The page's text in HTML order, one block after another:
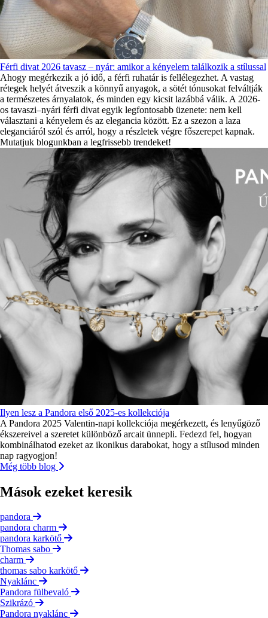
Férfi divat 2026 tavasz – nyár: amikor a kényelem találkozik a stílussal
Ahogy megérkezik a jó idő, a férfi ruhatár is fellélegezhet. A vastag
rétegek helyét átveszik a könnyű anyagok, a sötét tónusokat felváltják
a természetes árnyalatok, és minden egy kicsit lazábbá válik. A 2026-
os tavaszi–nyári férfi divat egyik legfontosabb üzenete: nem kell
választani a kényelem és az elegancia között. Ez a szezon a laza
eleganciáról szól és arról, hogy a részletek végre főszerepet kapnak.
Mutatjuk blogunkban a legfrissebb trendeket!
Ilyen lesz a Pandora első 2025-es kollekciója
A Pandora 2025 Valentin-napi kollekciója megérkezett, és lenyűgöző
ékszereivel a szeretet különböző arcait ünnepli. Fedezd fel, hogyan
kombinálhatod ezeket az ikonikus darabokat, hogy a stílusod minden
nap ragyogjon!
Még több blog
Mások ezeket keresik
pandora
pandora charm
pandora karkötő
Thomas sabo
charm
thomas sabo karkötő
Nyaklánc
Pandora fülbevaló
Szikrázó
Pandora nyaklánc